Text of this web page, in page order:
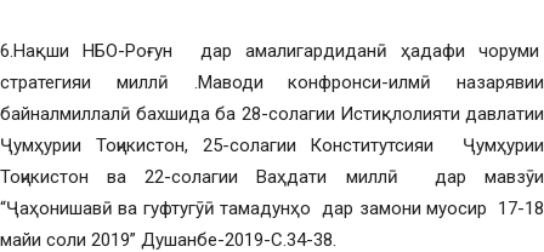
6.Нақши НБО-Роғун дар амалигардиданӣ ҳадафи чоруми
стратегияи миллӣ .Маводи конфронси-илмӣ назарявии
байналмиллалӣ бахшида ба 28-солагии Истиқлолияти давлатии
Ҷумҳурии Тоҷикистон, 25-солагии Конститутсияи Ҷумҳурии
Тоҷикистон ва 22-солагии Ваҳдати миллӣ дар мавзӯи
“Ҷаҳонишавӣ ва гуфтугӯӣ тамадунҳо дар замони муосир 17-18
майи соли 2019” Душанбе-2019-С.34-38.